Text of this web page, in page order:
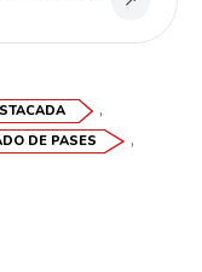
,
DE PASES ,